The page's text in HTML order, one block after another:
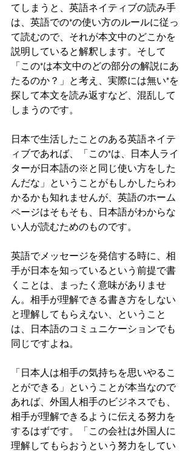
てしまうと、英語ネイティブの読み手
は、英語での*の使い方のルールに従っ
て読むので、それが本文中のどこかを
説明していると解釈します。そして
「この*は本文中のどの部分の解説にあ
たるのか？」と考え、実際には無い*を
探して本文を読み返すなど、混乱して
しまうのです。
日本で生活したことのある英語ネイテ
ィブであれば、「この*は、日本人ライ
ターが日本語の※と同じ使い方をした
んだな」ということがもしかしたらわ
かるかも知れませんが、英語のホーム
ページはそもそも、日本語がわからな
い人が読むためのものです。
英語でメッセージを発信する時に、相
手が日本を知っているという前提で書
くことは、まったく意味がありませ
ん。相手が理解できる書き方をしない
と理解してもらえない、ということ
は、日本語のコミュニケーションでも
同じですよね。
「日本人は相手の気持ちを思いやるこ
とができる」ということが本当なので
あれば、外国人相手のビジネスでも、
相手が理解できるように伝える努力を
するはずです。「この会社は外国人に
理解してもらおうという努力をしてい